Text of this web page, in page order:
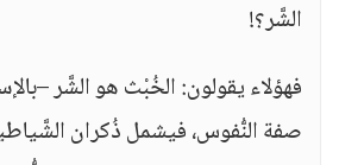
الشَّر؟!
فهؤلاء يقولون: الخُبْث هو الشَّر
صفة النُّفوس، فيشمل ذُكران